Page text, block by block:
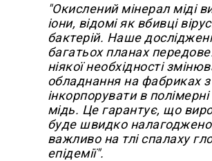
"Окислений мінерал міді
іони, відомі як вбивці
бактерій. Наше
багатьох планах
ніякої необхідності
обладнання на фабриках
інкорпорувати в
мідь. Це гарантує, що
буде швидко
важливо на тлі спалаху
епідемії".